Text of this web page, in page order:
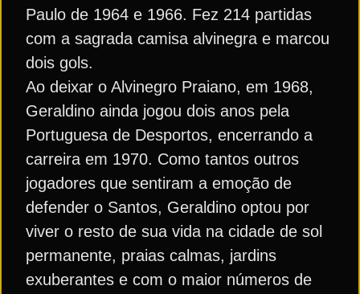
Paulo de 1964 e 1966. Fez 214 partidas
com a sagrada camisa alvinegra e marcou
dois gols.
Ao deixar o Alvinegro Praiano, em 1968,
Geraldino ainda jogou dois anos pela
Portuguesa de Desportos, encerrando a
carreira em 1970. Como tantos outros
jogadores que sentiram a emoção de
defender o Santos, Geraldino optou por
viver o resto de sua vida na cidade de sol
permanente, praias calmas, jardins
exuberantes e com o maior números de